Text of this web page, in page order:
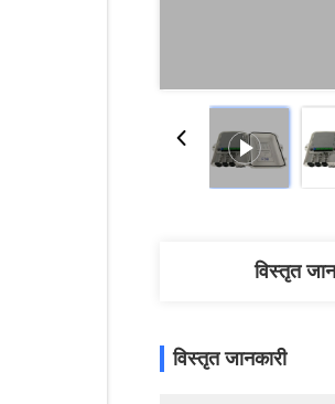
विस्तृत
विस्तृत जानकारी